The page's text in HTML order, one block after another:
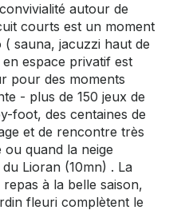
autour de
courts est un moment
( sauna, jacuzzi haut de
espace privatif est
pour des moments
- plus de 150 jeux de
foot, des centaines de
et de rencontre très
quand la neige
Lioran (10mn) . La
à la belle saison,
fleuri complètent le